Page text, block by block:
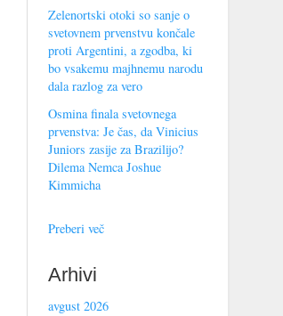
Zelenortski otoki so sanje o
svetovnem prvenstvu končale
proti Argentini, a zgodba, ki
bo vsakemu majhnemu narodu
dala razlog za vero
Osmina finala svetovnega
prvenstva: Je čas, da Vinicius
Juniors zasije za Brazilijo?
Dilema Nemca Joshue
Kimmicha
Preberi več
Arhivi
avgust 2026